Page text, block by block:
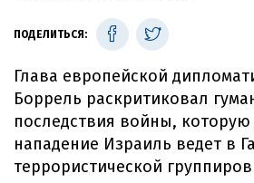
ПОДЕЛИТЬСЯ:
Глава европейской
Боррель раскритиковал
последствия войны, которую
нападение Израиль ведет в
террористической